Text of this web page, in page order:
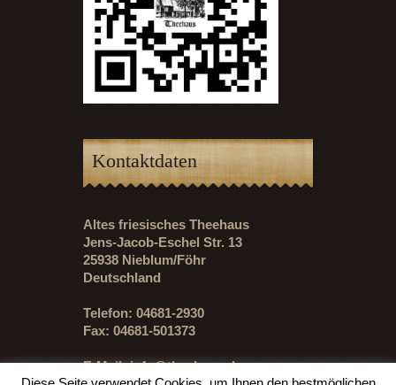
Kontaktdaten
Altes friesisches Theehaus
Jens-Jacob-Eschel Str. 13
25938 Nieblum/Föhr
Deutschland
Telefon: 04681-2930
Fax: 04681-501373
E-Mail:info@theehaus.de